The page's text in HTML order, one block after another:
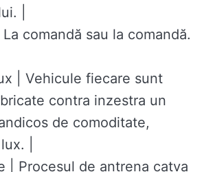
|
La comandă sau la comandă.
| Vehicule fiecare sunt
contra inzestra un
de comoditate,
|
| Procesul de antrena catva